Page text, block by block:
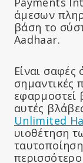
άμεσων
βάση το
Aadhaar.
Είναι σαφές
σημαντικές
εφαρμοστεί
αυτές
Unlimited
υιοθέτηση